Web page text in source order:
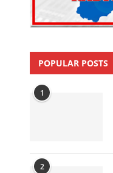
POPULAR POSTS
1
2